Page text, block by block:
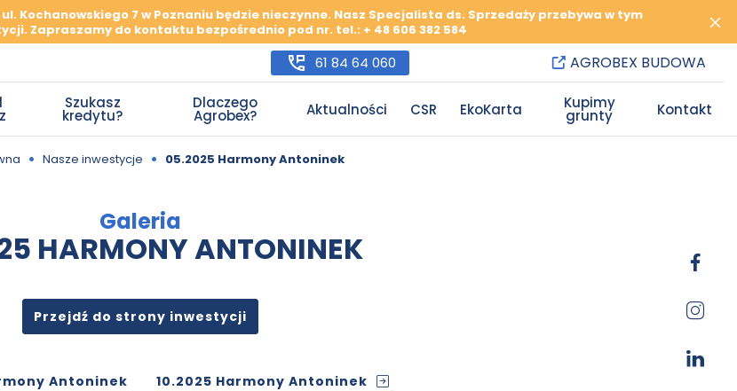
Kochanowskiego 7 w Poznaniu będzie nieczynne. Nasz Specjalista ds. Sprzedaży przebywa w tym
Zapraszamy do kontaktu bezpośrednio pod nr. tel.: + 48 606 382 584
61 84 64 060 AGROBEX BUDOWA
Szukasz
kredytu?
Dlaczego
Agrobex? Aktualności CSR EkoKarta Kupimy
grunty Kontakt
• Nasze inwestycje • 05.2025 Harmony Antoninek
Galeria
HARMONY ANTONINEK
Przejdź do strony inwestycji
Antoninek 10.2025 Harmony Antoninek